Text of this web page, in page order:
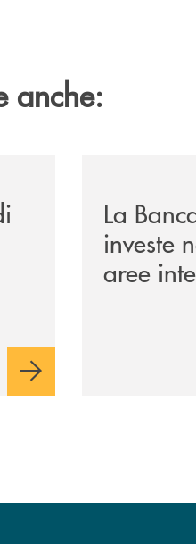
anche:
La
investe
aree